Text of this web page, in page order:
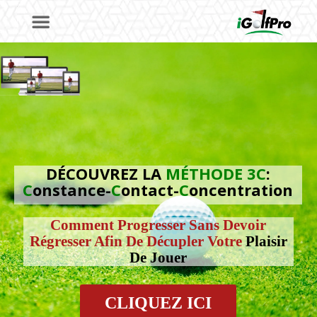
DÉCOUVREZ LAMÉTHODE 3C:
Constance-Contact-Concentration
Comment Progresser Sans Devoir
Régresser Afin De Décupler VotrePlaisir
De Jouer
CLIQUEZ ICI